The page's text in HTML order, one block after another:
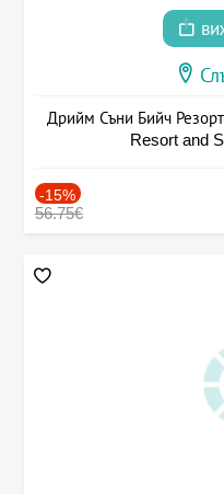
Дрийм Съни Бийч
Resort and
-15%
56.75€